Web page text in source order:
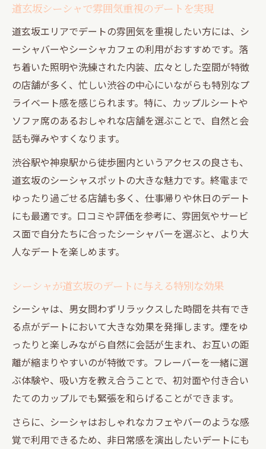
道玄坂シーシャで雰囲気重視のデートを実現
道玄坂エリアでデートの雰囲気を重視したい方には、シ
ーシャバーやシーシャカフェの利用がおすすめです。落
ち着いた照明や洗練された内装、広々とした空間が特徴
の店舗が多く、忙しい渋谷の中心にいながらも特別なプ
ライベート感を感じられます。特に、カップルシートや
ソファ席のあるおしゃれな店舗を選ぶことで、自然と会
話も弾みやすくなります。
渋谷駅や神泉駅から徒歩圏内というアクセスの良さも、
道玄坂のシーシャスポットの大きな魅力です。終電まで
ゆったり過ごせる店舗も多く、仕事帰りや休日のデート
にも最適です。口コミや評価を参考に、雰囲気やサービ
ス面で自分たちに合ったシーシャバーを選ぶと、より大
人なデートを楽しめます。
シーシャが道玄坂のデートに与える特別な効果
シーシャは、男女問わずリラックスした時間を共有でき
る点がデートにおいて大きな効果を発揮します。煙をゆ
ったりと楽しみながら自然に会話が生まれ、お互いの距
離が縮まりやすいのが特徴です。フレーバーを一緒に選
ぶ体験や、吸い方を教え合うことで、初対面や付き合い
たてのカップルでも緊張を和らげることができます。
さらに、シーシャはおしゃれなカフェやバーのような感
覚で利用できるため、非日常感を演出したいデートにも